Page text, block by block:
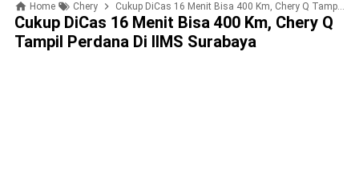
Home Chery Cukup DiCas 16 Menit Bisa 400 Km, Chery Q Tampil Perdana di IIMS Surabaya
Cukup DiCas 16 Menit Bisa 400 Km, Chery Q
Tampil Perdana Di IIMS Surabaya